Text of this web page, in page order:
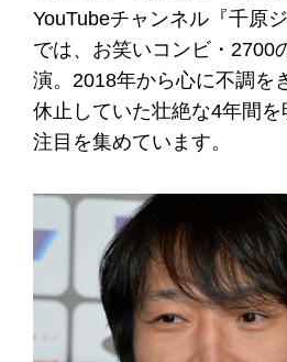
YouTubeチャンネル『千原
では、お笑いコンビ・2700
演。2018年から心に不調を
休止していた壮絶な4年間を
注目を集めています。